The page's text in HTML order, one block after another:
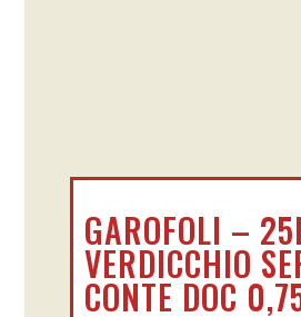
GAROFOLI –
VERDICCHIO
CONTE DOC